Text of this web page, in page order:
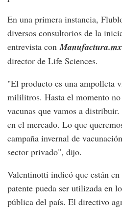
En una primera instancia,
diversos consultorios de la
entrevista conManufactura.mx
director de Life Sciences.
"El producto es una ampolleta
mililitros. Hasta el momento
vacunas que vamos a
en el mercado. Lo que
campaña invernal de
sector privado", dijo.
Valentinotti indicó que están
patente pueda ser utilizada en
pública del país. El directivo